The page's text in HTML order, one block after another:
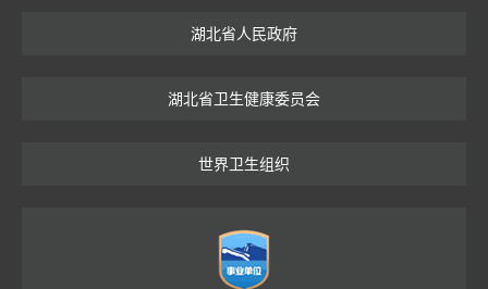
湖北省人民政府
湖北省卫生健康委员会
世界卫生组织